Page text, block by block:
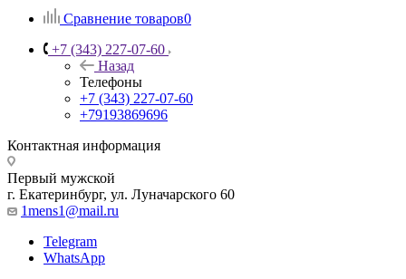
Сравнение товаров0
+7 (343) 227-07-60
Назад
Телефоны
+7 (343) 227-07-60
+79193869696
Контактная информация
Первый мужской
г. Екатеринбург, ул. Луначарского 60
1mens1@mail.ru
Telegram
WhatsApp